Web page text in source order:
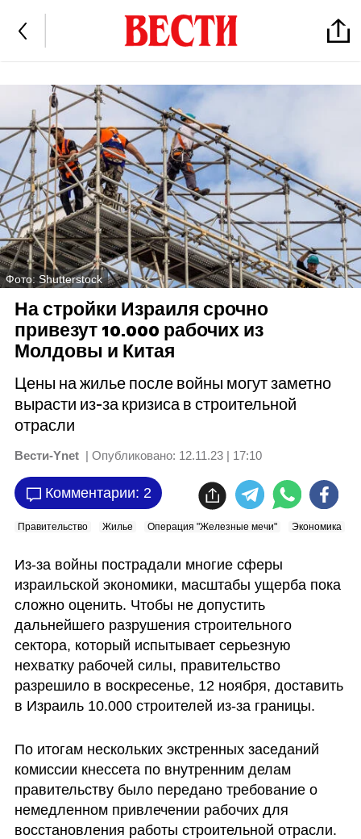
Фото: Shutterstock
На стройки Израиля срочно
привезут 10.000 рабочих из
Молдовы и Китая
Цены на жилье после войны могут заметно
вырасти из-за кризиса в строительной
отрасли
Вести-Ynet | Опубликовано: 12.11.23 | 17:10
Комментарии: 2
Правительство Жилье Операция "Железные мечи" Экономика
Из-за войны пострадали многие сферы
израильской экономики, масштабы ущерба пока
сложно оценить. Чтобы не допустить
дальнейшего разрушения строительного
сектора, который испытывает серьезную
нехватку рабочей силы, правительство
разрешило в воскресенье, 12 ноября, доставить
в Израиль 10.000 строителей из-за границы.
По итогам нескольких экстренных заседаний
комиссии кнессета по внутренним делам
правительству было передано требование о
немедленном привлечении рабочих для
восстановления работы строительной отрасли.